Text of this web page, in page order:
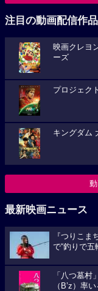
注目の動画配信作品
映画クレヨ
ーズ
プロジェク
キングダム
最新映画ニュース
『つりこ
で“釣りで五
「八つ墓村
（B’z）率